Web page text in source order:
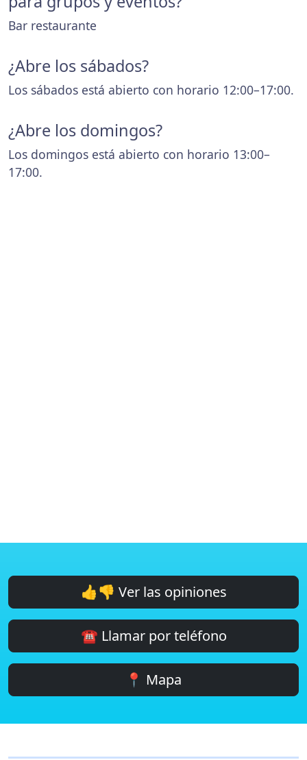
Bar restaurante
¿Abre los sábados?
Los sábados está abierto con horario 12:00–17:00.
¿Abre los domingos?
Los domingos está abierto con horario 13:00–
17:00.
👍👎 Ver las opiniones
☎️ Llamar por teléfono
📍 Mapa